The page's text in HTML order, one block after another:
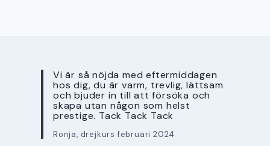
Vi är så nöjda med eftermiddagen
hos dig, du är varm, trevlig, lättsam
och bjuder in till att försöka och
skapa utan någon som helst
prestige. Tack Tack Tack
Ronja, drejkurs februari 2024